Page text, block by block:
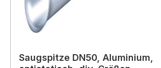
Saugspitze DN50, Aluminium,